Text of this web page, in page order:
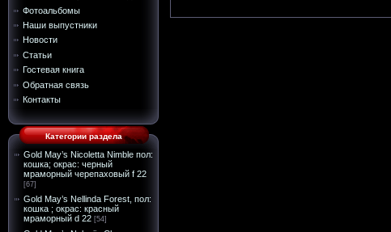
Фотоальбомы
Наши выпустники
Новости
Статьи
Гостевая книга
Обратная связь
Контакты
Категории раздела
Gold May’s Nicoletta Nimble пол:
кошка; окрас: черный
мраморный черепаховый f 22
[67]
Gold May’s Nellinda Forest, пол:
кошка ; окрас: красный
мраморный d 22 [54]